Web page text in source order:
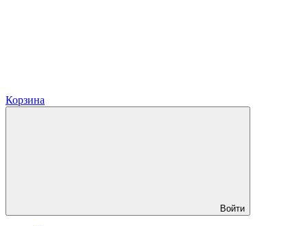
Корзина
Войти